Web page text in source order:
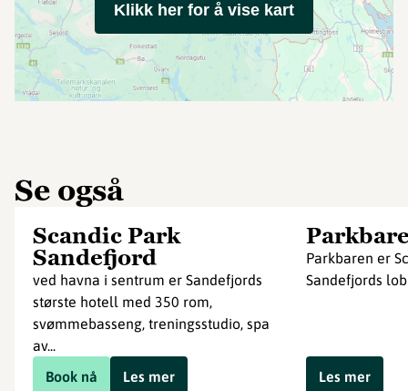
Klikk her for å vise kart
Se også
Scandic Park
Sandefjord
ved havna i sentrum er Sandefjords
største hotell med 350 rom,
svømmebasseng, treningsstudio, spa
av...
Book nå
Les mer
Parkbaren er
Sandefjords
Les mer